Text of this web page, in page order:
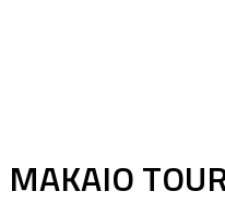
MAKAIO